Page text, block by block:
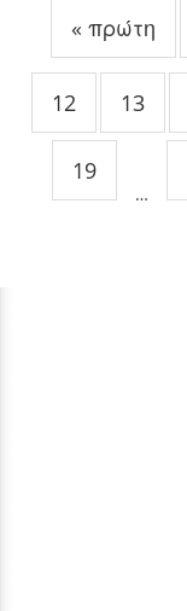
« πρώτη
12 13
19
…